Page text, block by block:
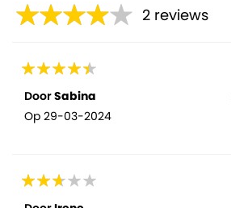
2 reviews
DoorSabina
Op 29-03-2024